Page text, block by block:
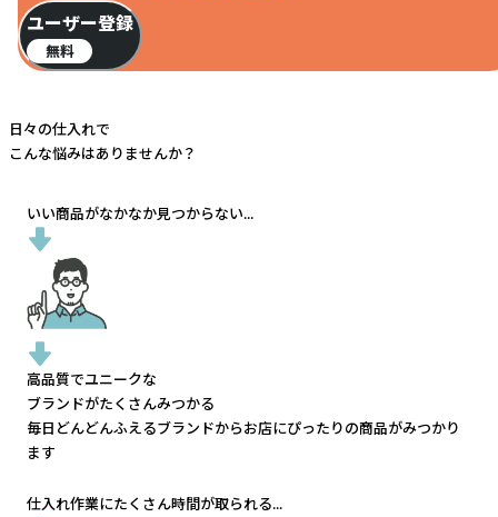
ユーザー登録
無料
日々の仕入れで
こんな悩みはありませんか？
いい商品がなかなか見つからない...
高品質でユニークな
ブランドがたくさんみつかる
毎日どんどんふえるブランドからお店にぴったりの商品がみつかり
ます
仕入れ作業にたくさん時間が取られる...